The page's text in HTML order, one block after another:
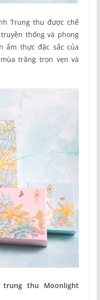
Trung thu được chế
thống và phong
ẩm thực đặc sắc của
trăng trọn vẹn và
thu Moonlight